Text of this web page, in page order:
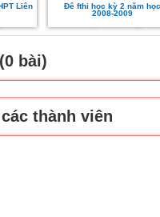
Liên
Đê fthi học kỳ 2 năm học
2008-2009
(0 bài)
thành viên